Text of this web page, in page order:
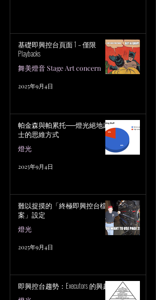
基礎即興控台頁面 1 – 僅限
Playbacks
舞美燈音 Stage Art concern
2025年9月4日
帕金森與帕累托──燈光絕地武
士的思維方式
燈光
2025年9月4日
難以捉摸的「終極即興控台檔
案」設定
燈光
2025年9月4日
即興控台趨勢：Executors 的興起